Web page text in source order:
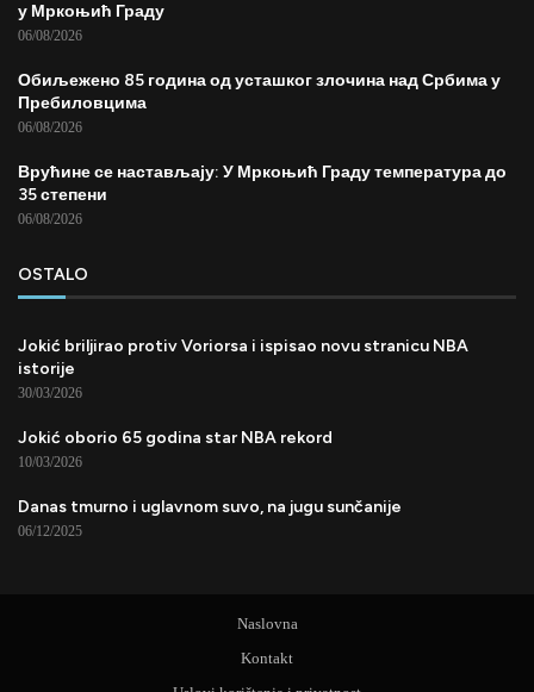
у Мркоњић Граду
06/08/2026
Обиљежено 85 година од усташког злочина над Србима у
Пребиловцима
06/08/2026
Врућине се настављају: У Мркоњић Граду температура до
35 степени
06/08/2026
OSTALO
Jokić briljirao protiv Voriorsa i ispisao novu stranicu NBA
istorije
30/03/2026
Jokić oborio 65 godina star NBA rekord
10/03/2026
Danas tmurno i uglavnom suvo, na jugu sunčanije
06/12/2025
Naslovna
Kontakt